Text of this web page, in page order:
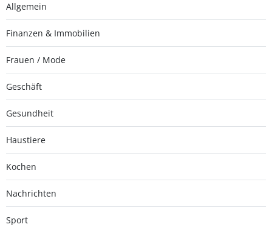
Allgemein
Finanzen & Immobilien
Frauen / Mode
Geschäft
Gesundheit
Haustiere
Kochen
Nachrichten
Sport